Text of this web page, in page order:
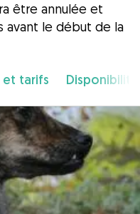
être annulée et
avant le début de la
et tarifs Disponibilité